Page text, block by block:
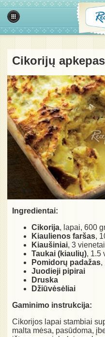
Cikorijų
Ingredientai:
Cikorija, lapai, 600
Kiaulienos faršas,
Kiaušiniai, 3 vienetai
Taukai (kiaulių), 1.5
Pomidorų padažas,
Juodieji pipirai
Druska
Džiūvėsėliai
Gaminimo instrukcija:
Cikorijos lapai stambiai
malta mėsa, pasūdoma,